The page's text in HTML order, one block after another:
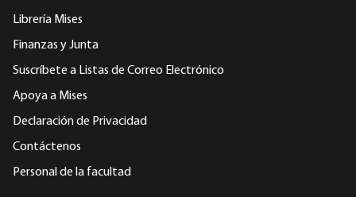
Librería Mises
Finanzas y Junta
Suscríbete a Listas de Correo Electrónico
Apoya a Mises
Declaración de Privacidad
Contáctenos
Personal de la facultad